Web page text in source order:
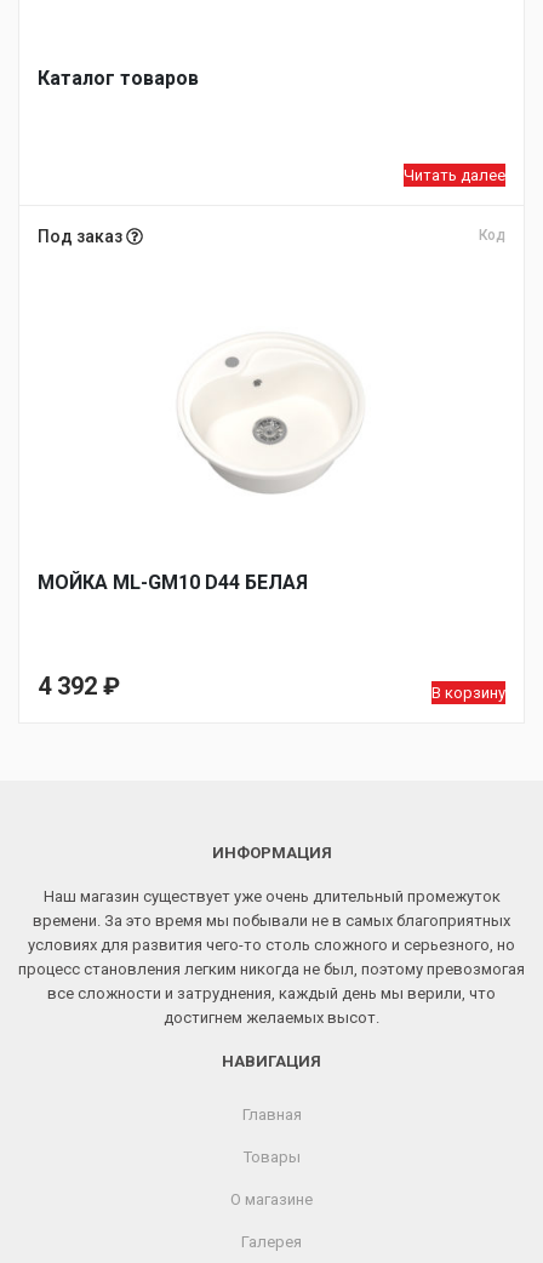
Каталог товаров
Читать далее
Под заказ Код
МОЙКA ML-GM10 D44 БЕЛАЯ
4 392 ₽ В корзину
ИНФОРМАЦИЯ
Наш магазин существует уже очень длительный промежуток
времени. За это время мы побывали не в самых благоприятных
условиях для развития чего-то столь сложного и серьезного, но
процесс становления легким никогда не был, поэтому превозмогая
все сложности и затруднения, каждый день мы верили, что
достигнем желаемых высот.
НАВИГАЦИЯ
Главная
Товары
О магазине
Галерея